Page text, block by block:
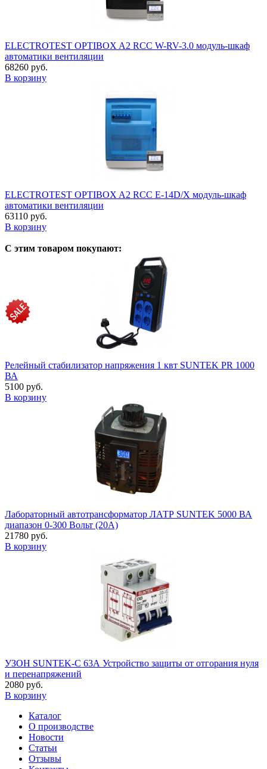
ELECTROTEST OPTIBOX A2 RCC W-RV-3.0 модуль-шкаф
автоматики вентиляции
68260 руб.
В корзину
ELECTROTEST OPTIBOX A2 RCC E-14D/X модуль-шкаф
автоматики вентиляции
63110 руб.
В корзину
С этим товаром покупают:
Релейный стабилизатор напряжения 1 квт SUNTEK PR 1000
ВА
5100 руб.
В корзину
Лабораторный автотрансформатор ЛАТР SUNTEK 5000 ВА
диапазон 0-300 Вольт (20А)
21780 руб.
В корзину
УЗОН SUNTEK-C 63А Устройство защиты от отгорания нуля
и перенапряжений
2080 руб.
В корзину
Каталог
О производстве
Новости
Статьи
Отзывы